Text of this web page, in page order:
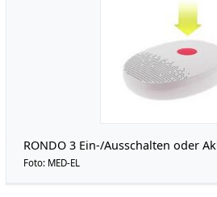
RONDO 3 Ein-/Ausschalten oder
Foto: MED-EL